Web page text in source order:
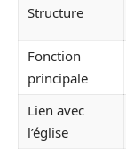
Structure
Fonction
principale
Lien avec
l’église